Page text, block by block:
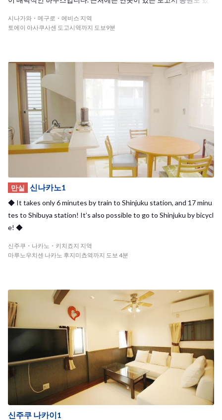
처에는 오오이마치선 토고시공원과 아사쿠사선 토고시역, 어느 쪽에
이 있어 불편없이 생활이 가능합니다. 총 인원 11명, 다양한 국적의 친
구들과 일본 생활을 즐겨보세요!
시나가와・메구로・에비스 지역
토에이 아사쿠사센 도고시역까지 도보9분
만실 신나카노1
◆ It takes only 6 minutes by train to Shinjuku station, and 17 minu
tes to Shibuya station! It’s also possible to go to Shinjuku by bicycl
e! ◆
신주쿠・나카노・키치죠지 지역
마루노우치센 나카노 후지미쵸역까지 도보 4분
신주쿠 나카이1